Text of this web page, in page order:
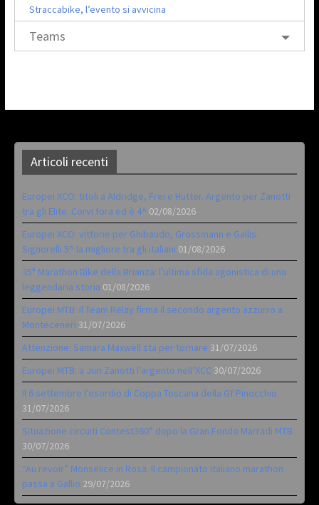
Straccabike, l’evento si avvicina
Teams
Articoli recenti
Europei XCO: titoli a Aldridge, Frei e Hutter. Argento per Zanotti
tra gli Elite. Corvi fora ed è 4^ 02/08/2026
Europei XCO: vittorie per Ghibaudo, Grossmann e Gallis.
Signorelli 5^ la migliore tra gli italiani 01/08/2026
35ª Marathon Bike della Brianza: l’ultima sfida agonistica di una
leggendaria storia 01/08/2026
Europei MTB: il Team Relay firma il secondo argento azzurro a
Monteceneri 31/07/2026
Attenzione: Samara Maxwell sta per tornare 31/07/2026
Europei MTB: a Juri Zanotti l’argento nell’XCC 30/07/2026
Il 6 settembre l’esordio di Coppa Toscana della Gf Pinocchio
31/07/2026
Situazione circuiti Contest360° dopo la Gran Fondo Marradi MTB
30/07/2026
“Au revoir” Monselice in Rosa. Il campionato italiano marathon
passa a Gallio 29/07/2026